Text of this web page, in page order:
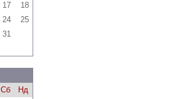
17
18
24
25
31
Сб
Нд